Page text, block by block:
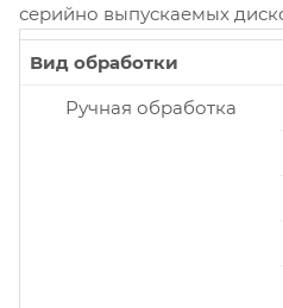
серийно выпускаемых
Вид обработки
Ручная обработка